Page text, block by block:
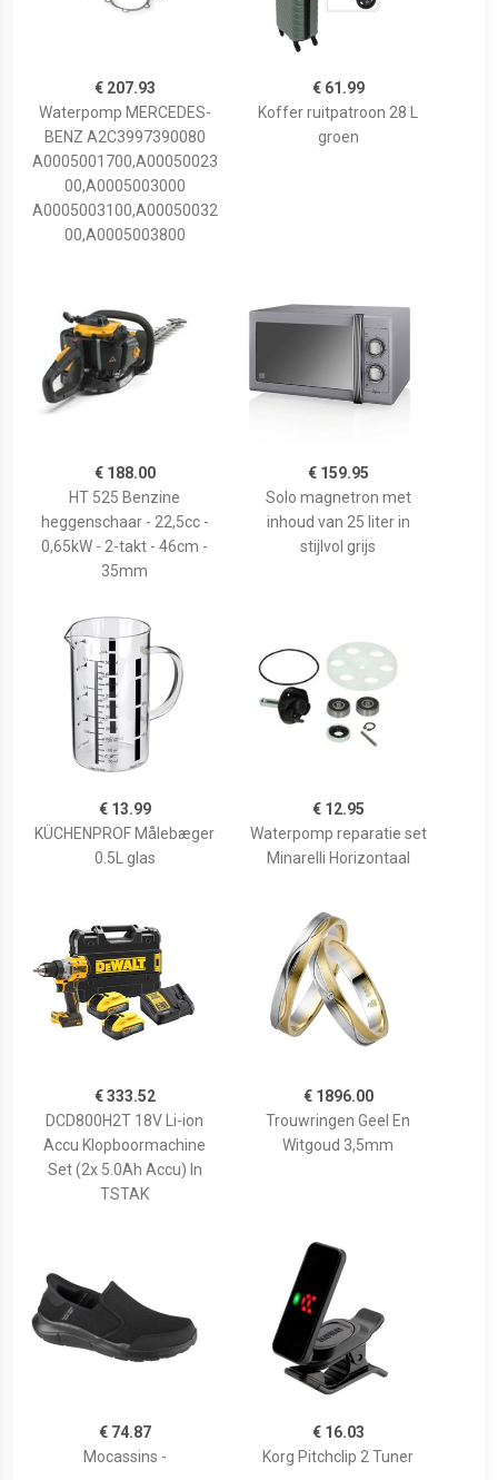
€ 207.93
Waterpomp MERCEDES-
BENZ A2C3997390080
A0005001700,A00050023
00,A0005003000
A0005003100,A00050032
00,A0005003800
€ 61.99
Koffer ruitpatroon 28 L
groen
€ 188.00
HT 525 Benzine
heggenschaar - 22,5cc -
0,65kW - 2-takt - 46cm -
35mm
€ 159.95
Solo magnetron met
inhoud van 25 liter in
stijlvol grijs
€ 13.99
KÜCHENPROF Målebæger
0.5L glas
€ 12.95
Waterpomp reparatie set
Minarelli Horizontaal
€ 333.52
DCD800H2T 18V Li-ion
Accu Klopboormachine
Set (2x 5.0Ah Accu) In
TSTAK
€ 1896.00
Trouwringen Geel En
Witgoud 3,5mm
€ 74.87
Mocassins -
€ 16.03
Korg Pitchclip 2 Tuner